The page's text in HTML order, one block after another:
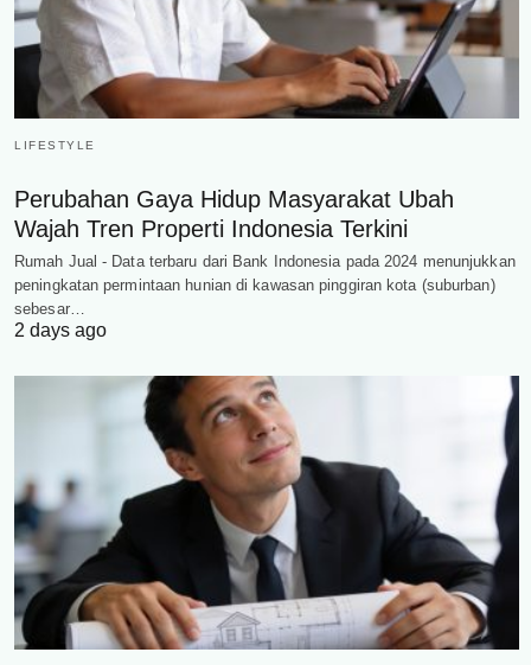
LIFESTYLE
Perubahan Gaya Hidup Masyarakat Ubah
Wajah Tren Properti Indonesia Terkini
Rumah Jual - Data terbaru dari Bank Indonesia pada 2024 menunjukkan
peningkatan permintaan hunian di kawasan pinggiran kota (suburban)
sebesar…
2 days ago